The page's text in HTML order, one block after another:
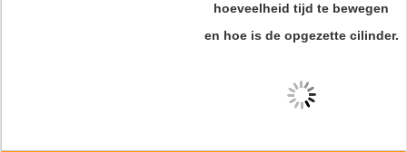
hoeveelheid tijd te bewegen
en hoe is de opgezette cilinder.